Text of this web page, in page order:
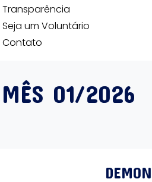
Transparência
Seja um Voluntário
Contato
MÊS 01/2026